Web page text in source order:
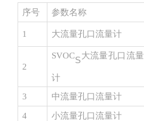
序号
参数名称
1 大流量孔口流量计
2
SVOCS大流量孔口流量
计
3 中流量孔口流量计
4 小流量孔口流量计